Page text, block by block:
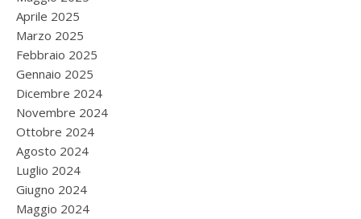
Aprile 2025
Marzo 2025
Febbraio 2025
Gennaio 2025
Dicembre 2024
Novembre 2024
Ottobre 2024
Agosto 2024
Luglio 2024
Giugno 2024
Maggio 2024